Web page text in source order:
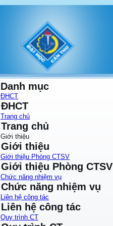
Danh mục
ĐHCT
ĐHCT
Trang chủ
Trang chủ
Giới thiệu
Giới thiệu
Giới thiệu Phòng CTSV
Giới thiệu Phòng CTSV
Chức năng nhiệm vụ
Chức năng nhiệm vụ
Liên hệ công tác
Liên hệ công tác
Quy trình CT